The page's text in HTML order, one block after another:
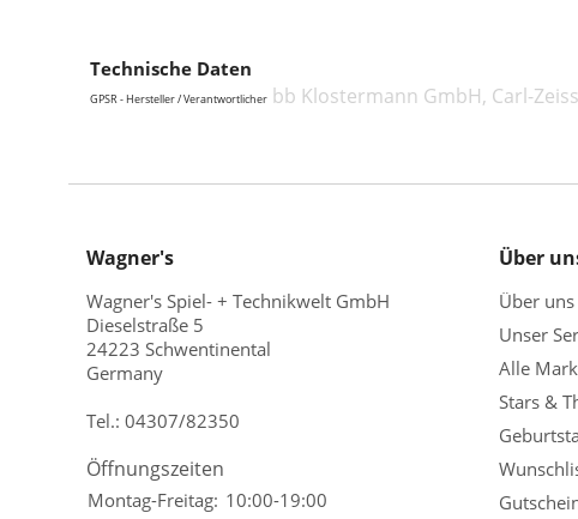
Technische Daten
GPSR - Hersteller / Verantwortlicher bb Klostermann GmbH, Carl-
Wagner's
Wagner's Spiel- + Technikwelt GmbH
Dieselstraße 5
24223 Schwentinental
Germany
Tel.: 04307/82350
Öffnungszeiten
Montag-Freitag: 10:00-19:00
Über
Über uns
Unser
Alle
Stars &